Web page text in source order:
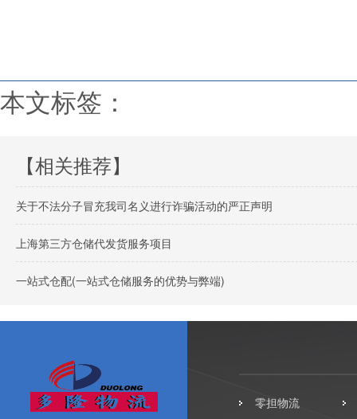
本文标签：
【相关推荐】
关于不法分子冒充我司名义进行诈骗活动的严正声明
上海第三方仓储代发货服务项目
一站式仓配(一站式仓储服务的优势与弊端)
零担物流